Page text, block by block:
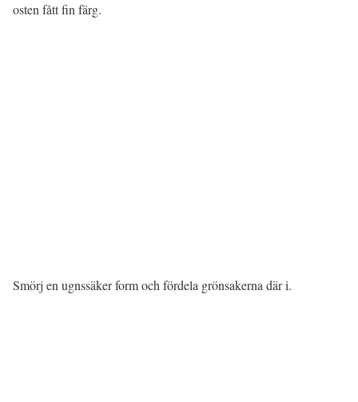
osten fått fin färg.
Smörj en ugnssäker form och fördela grönsakerna där i.